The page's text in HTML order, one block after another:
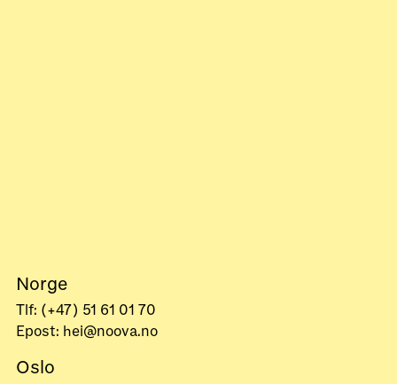
Norge
Tlf: (+47) 51 61 01 70
Epost: hei@noova.no
Oslo